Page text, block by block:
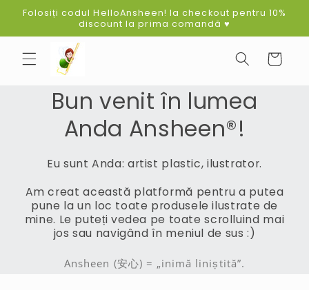
Sari la
conținut
Folosiți codul HelloAnsheen! la checkout pentru 10%
discount la prima comandă ♥
Coș
Bun venit în lumea
Anda Ansheen®!
Eu sunt Anda: artist plastic, ilustrator.
Am creat această platformă pentru a putea
pune la un loc toate produsele ilustrate de
mine. Le puteți vedea pe toate scrolluind mai
jos sau navigând în meniul de sus :)
Ansheen (安心) = „inimă liniștită”.